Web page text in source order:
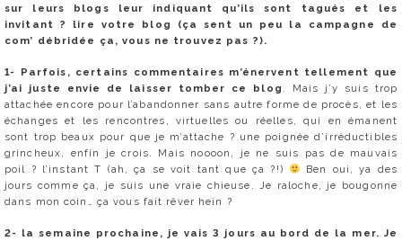
sur leurs blogs leur indiquant qu’ils sont tagués et les
invitant ? lire votre blog (ça sent un peu la campagne de
com’ débridée ça, vous ne trouvez pas ?).
1- Parfois, certains commentaires m’énervent tellement que
j’ai juste envie de laisser tomber ce blog . Mais j’y suis trop
attachée encore pour l’abandonner sans autre forme de procès, et les
échanges et les rencontres, virtuelles ou réelles, qui en émanent
sont trop beaux pour que je m’attache ? une poignée d’irréductibles
grincheux, enfin je crois. Mais noooon, je ne suis pas de mauvais
poil ? l’instant T (ah, ça se voit tant que ça ?!)
Ben oui, ya des
jours comme ça, je suis une vraie chieuse. Je raloche, je bougonne
dans mon coin… ça vous fait rêver hein ?
2- la semaine prochaine, je vais 3 jours au bord de la mer. Je